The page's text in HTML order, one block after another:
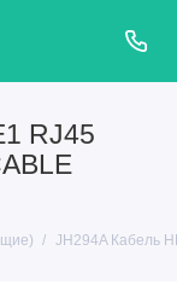
RJ45
JH294A Кабель